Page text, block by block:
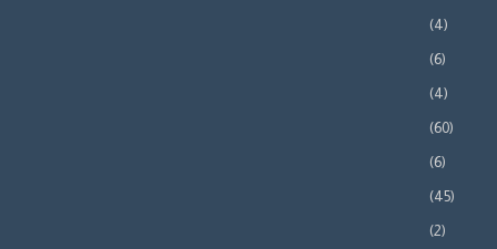
(4)
(6)
(4)
(60)
(6)
(45)
(2)